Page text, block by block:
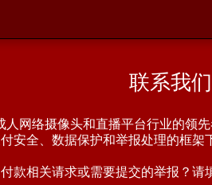
联系我们
网络摄像头和直播平台行业的领
安全、数据保护和举报处理的框架
款相关请求或需要提交的举报？